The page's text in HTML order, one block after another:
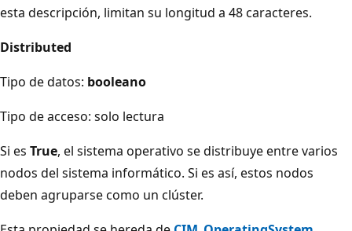
esta descripción, limitan su longitud a 48 caracteres.
Distributed
Tipo de datos: booleano
Tipo de acceso: solo lectura
Si es True, el sistema operativo se distribuye entre varios
nodos del sistema informático. Si es así, estos nodos
deben agruparse como un clúster.